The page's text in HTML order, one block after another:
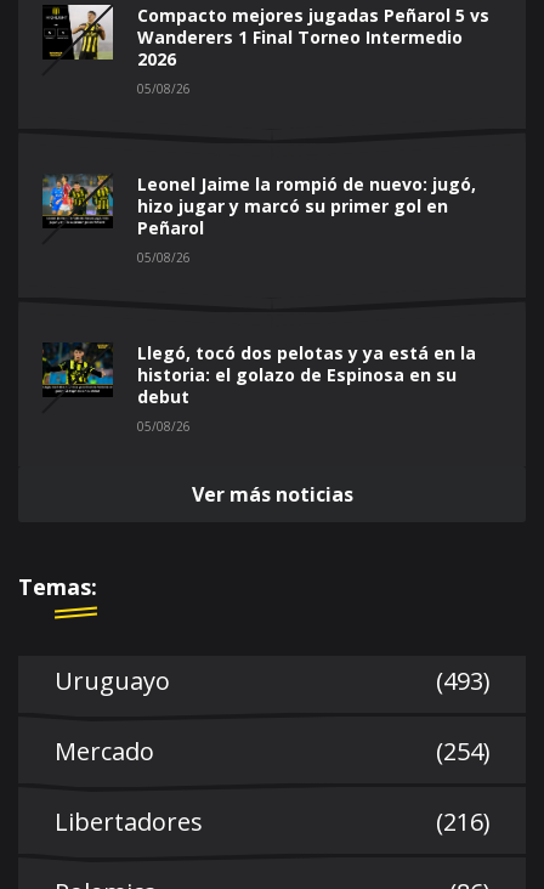
Compacto mejores jugadas Peñarol 5 vs
Wanderers 1 Final Torneo Intermedio
2026
05/08/26
Leonel Jaime la rompió de nuevo: jugó,
hizo jugar y marcó su primer gol en
Peñarol
05/08/26
Llegó, tocó dos pelotas y ya está en la
historia: el golazo de Espinosa en su
debut
05/08/26
Ver más noticias
Temas:
Uruguayo (493)
Mercado (254)
Libertadores (216)